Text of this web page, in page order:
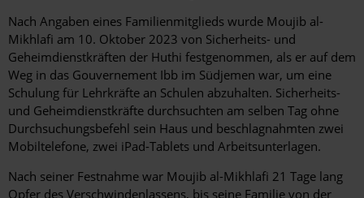
Nach Angaben eines Familienmitglieds wurde Moujib al-
Mikhlafi am 10. Oktober 2023 von Sicherheits- und
Geheimdienstkräften der Huthi festgenommen, als er auf dem
Weg in das Gouvernement Ibb im Südjemen war, um eine
Schulung für Lehrkräfte an Schulen abzuhalten. Sicherheits-
und Geheimdienstkräfte durchsuchten am selben Tag ohne
Durchsuchungsbefehl sein Haus und beschlagnahmten zwei
Mobiltelefone, zwei iPad-Tablets und Arbeitsunterlagen.
Nach seiner Festnahme war Moujib al-Mikhlafi 21 Tage lang
Opfer des Verschwindenlassens, bis seine Familie von der